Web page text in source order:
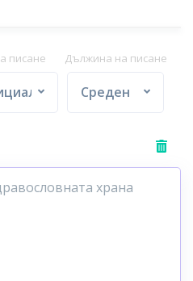
писане Дължина на писане
Среден